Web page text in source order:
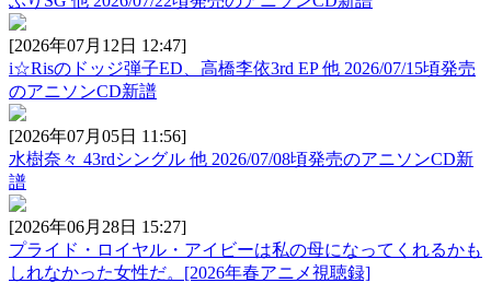
[2026年07月12日 12:47]
i☆Risのドッジ弾子ED、高橋李依3rd EP 他 2026/07/15頃発売
のアニソンCD新譜
[2026年07月05日 11:56]
水樹奈々 43rdシングル 他 2026/07/08頃発売のアニソンCD新
譜
[2026年06月28日 15:27]
プライド・ロイヤル・アイビーは私の母になってくれるかも
しれなかった女性だ。[2026年春アニメ視聴録]